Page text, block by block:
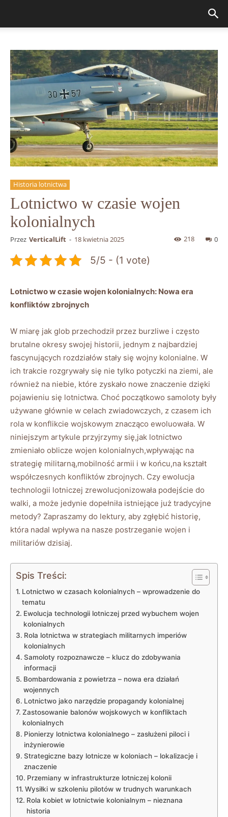
Historia lotnictwa
Lotnictwo w czasie wojen
kolonialnych
Przez VerticalLift - 18 kwietnia 2025 0
218
5/5 - (1 vote)
Lotnictwo w czasie wojen kolonialnych: Nowa era
konfliktów zbrojnych
W miarę jak glob przechodził przez burzliwe i często
brutalne okresy swojej historii, jednym z najbardziej
fascynujących rozdziałów stały się wojny kolonialne. W
ich trakcie rozgrywały się nie tylko potyczki na ziemi, ale
również na niebie, które zyskało nowe znaczenie dzięki
pojawieniu się lotnictwa. Choć początkowo samoloty były
używane głównie w celach zwiadowczych, z czasem ich
rola w konflikcie wojskowym znacząco ewoluowała. W
niniejszym artykule przyjrzymy się,jak lotnictwo
zmieniało oblicze wojen kolonialnych,wpływając na
strategię militarną,mobilność armii i w końcu,na kształt
współczesnych konfliktów zbrojnych. Czy ewolucja
technologii lotniczej zrewolucjonizowała podejście do
walki, a może jedynie dopełniła istniejące już tradycyjne
metody? Zapraszamy do lektury, aby zgłębić historię,
która nadal wpływa na nasze postrzeganie wojen i
militariów dzisiaj.
Spis Treści:
Lotnictwo w czasach kolonialnych – wprowadzenie do
tematu
Ewolucja technologii lotniczej przed wybuchem wojen
kolonialnych
Rola lotnictwa w strategiach militarnych imperiów
kolonialnych
Samoloty rozpoznawcze – klucz do zdobywania
informacji
Bombardowania z powietrza – nowa era działań
wojennych
Lotnictwo jako narzędzie propagandy kolonialnej
Zastosowanie balonów wojskowych w konfliktach
kolonialnych
Pionierzy lotnictwa kolonialnego – zasłużeni piloci i
inżynierowie
Strategiczne bazy lotnicze w koloniach – lokalizacje i
znaczenie
Przemiany w infrastrukturze lotniczej kolonii
Wysiłki w szkoleniu pilotów w trudnych warunkach
Rola kobiet w lotnictwie kolonialnym – nieznana
historia